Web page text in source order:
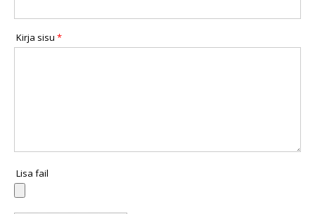
Kirja sisu *
Lisa fail